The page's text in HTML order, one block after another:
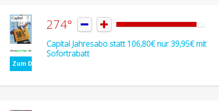
Zum Deal
274°  
Capital Jahresabo statt 106,80€ nur 39,95€ mit
Sofortrabatt